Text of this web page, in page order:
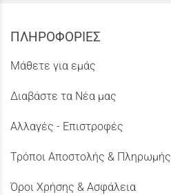
ΠΛΗΡΟΦΟΡΙΕΣ
Μάθετε για εμάς
Διαβάστε τα Νέα μας
Αλλαγές - Επιστροφές
Τρόποι Αποστολής & Πληρωμής
Όροι Χρήσης & Ασφάλεια